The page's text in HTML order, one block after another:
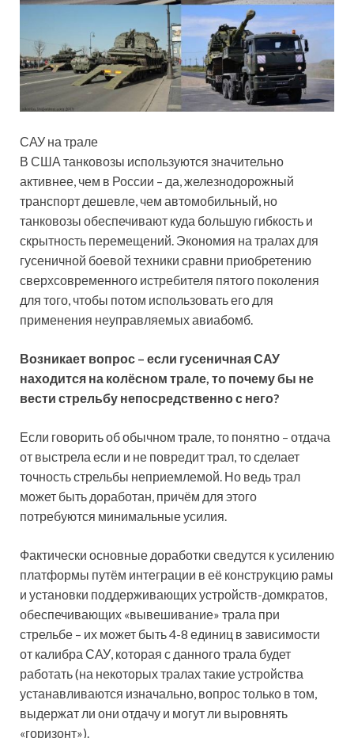
САУ на трале
В США танковозы используются значительно
активнее, чем в России – да, железнодорожный
транспорт дешевле, чем автомобильный, но
танковозы обеспечивают куда большую гибкость и
скрытность перемещений. Экономия на тралах для
гусеничной боевой техники сравни приобретению
сверхсовременного истребителя пятого поколения
для того, чтобы потом использовать его для
применения неуправляемых авиабомб.
Возникает вопрос – если гусеничная САУ
находится на колёсном трале, то почему бы не
вести стрельбу непосредственно с него?
Если говорить об обычном трале, то понятно – отдача
от выстрела если и не повредит трал, то сделает
точность стрельбы неприемлемой. Но ведь трал
может быть доработан, причём для этого
потребуются минимальные усилия.
Фактически основные доработки сведутся к усилению
платформы путём интеграции в её конструкцию рамы
и установки поддерживающих устройств-домкратов,
обеспечивающих «вывешивание» трала при
стрельбе – их может быть 4-8 единиц в зависимости
от калибра САУ, которая с данного трала будет
работать (на некоторых тралах такие устройства
устанавливаются изначально, вопрос только в том,
выдержат ли они отдачу и могут ли выровнять
«горизонт»).